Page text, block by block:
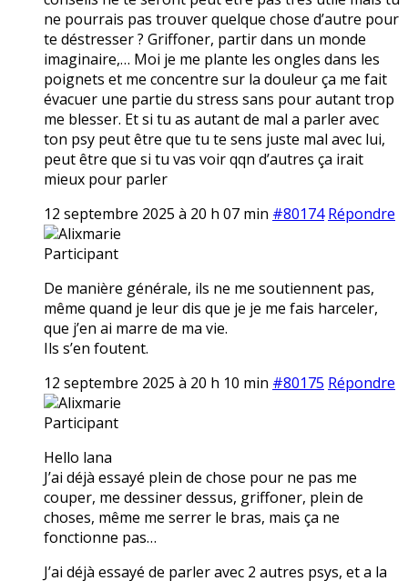
ne pourrais pas trouver quelque chose d’autre pour
te déstresser ? Griffoner, partir dans un monde
imaginaire,… Moi je me plante les ongles dans les
poignets et me concentre sur la douleur ça me fait
évacuer une partie du stress sans pour autant trop
me blesser. Et si tu as autant de mal a parler avec
ton psy peut être que tu te sens juste mal avec lui,
peut être que si tu vas voir qqn d’autres ça irait
mieux pour parler
12 septembre 2025 à 20 h 07 min #80174 Répondre
Alixmarie
Participant
De manière générale, ils ne me soutiennent pas,
même quand je leur dis que je je me fais harceler,
que j’en ai marre de ma vie.
Ils s’en foutent.
12 septembre 2025 à 20 h 10 min #80175 Répondre
Alixmarie
Participant
Hello lana
J’ai déjà essayé plein de chose pour ne pas me
couper, me dessiner dessus, griffoner, plein de
choses, même me serrer le bras, mais ça ne
fonctionne pas…
J’ai déjà essayé de parler avec 2 autres psys, et a la